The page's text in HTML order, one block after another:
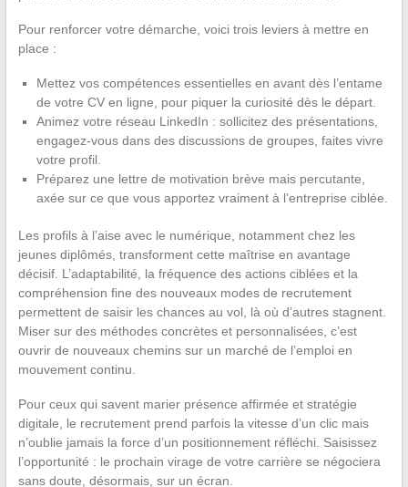
Pour renforcer votre démarche, voici trois leviers à mettre en
place :
Mettez vos compétences essentielles en avant dès l’entame
de votre CV en ligne, pour piquer la curiosité dès le départ.
Animez votre réseau LinkedIn : sollicitez des présentations,
engagez-vous dans des discussions de groupes, faites vivre
votre profil.
Préparez une lettre de motivation brève mais percutante,
axée sur ce que vous apportez vraiment à l’entreprise ciblée.
Les profils à l’aise avec le numérique, notamment chez les
jeunes diplômés, transforment cette maîtrise en avantage
décisif. L’adaptabilité, la fréquence des actions ciblées et la
compréhension fine des nouveaux modes de recrutement
permettent de saisir les chances au vol, là où d’autres stagnent.
Miser sur des méthodes concrètes et personnalisées, c’est
ouvrir de nouveaux chemins sur un marché de l’emploi en
mouvement continu.
Pour ceux qui savent marier présence affirmée et stratégie
digitale, le recrutement prend parfois la vitesse d’un clic mais
n’oublie jamais la force d’un positionnement réfléchi. Saisissez
l’opportunité : le prochain virage de votre carrière se négociera
sans doute, désormais, sur un écran.